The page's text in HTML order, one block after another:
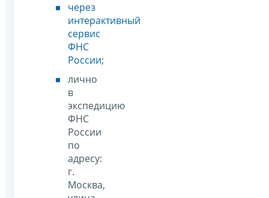
через
интерактивный
сервис
ФНС
России;
лично
в
экспедицию
ФНС
России
по
адресу:
г.
Москва,